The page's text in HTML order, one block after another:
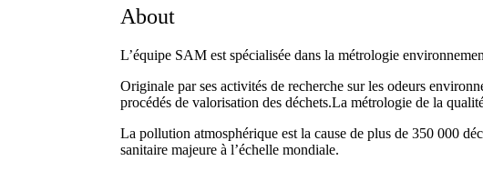
About
L’équipe SAM est spécialisée dans la métrologie
Originale par ses activités de recherche sur les odeurs
procédés de valorisation des déchets.La métrologie de la
La pollution atmosphérique est la cause de plus de 350 000
sanitaire majeure à l’échelle mondiale.